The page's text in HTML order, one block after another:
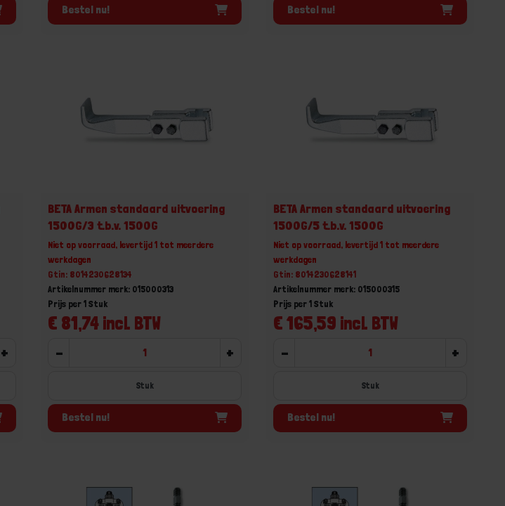
Bestel nu! Bestel nu!
+
BETA Armen standaard uitvoering
1500G/3 t.b.v. 1500G
Niet op voorraad, levertijd 1 tot meerdere
werkdagen
Gtin: 8014230628134
Artikelnummer merk: 015000313
€ 81,74 incl. BTW
Prijs per 1 Stuk
- +
Stuk
Bestel nu!
BETA Armen standaard uitvoering
1500G/5 t.b.v. 1500G
Niet op voorraad, levertijd 1 tot meerdere
werkdagen
Gtin: 8014230628141
Artikelnummer merk: 015000315
€ 165,59 incl. BTW
Prijs per 1 Stuk
- +
Stuk
Bestel nu!